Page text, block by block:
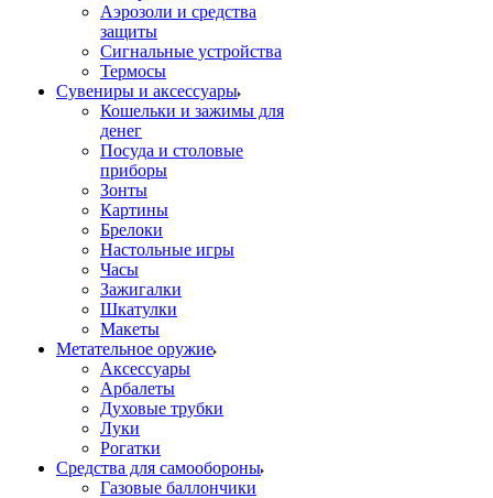
Аэрозоли и средства
защиты
Сигнальные устройства
Термосы
Сувениры и аксессуары
Кошельки и зажимы для
денег
Посуда и столовые
приборы
Зонты
Картины
Брелоки
Настольные игры
Часы
Зажигалки
Шкатулки
Макеты
Метательное оружие
Аксессуары
Арбалеты
Духовые трубки
Луки
Рогатки
Средства для самообороны
Газовые баллончики